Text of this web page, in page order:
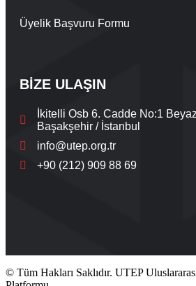
Üyelik Başvuru Formu
BİZE ULAŞIN
İkitelli Osb 6. Cadde No:1
Başakşehir / İstanbul
info@utep.org.tr
+90 (212) 909 88 69
© Tüm Hakları Saklıdır. UTEP